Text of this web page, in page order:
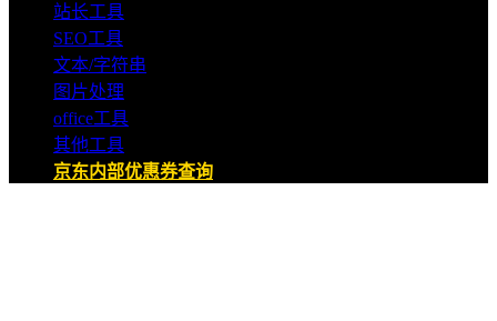
站长工具
SEO工具
文本/字符串
图片处理
office工具
其他工具
京东内部优惠券查询